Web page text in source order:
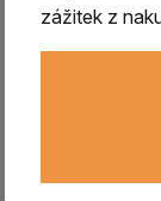
zážitek z